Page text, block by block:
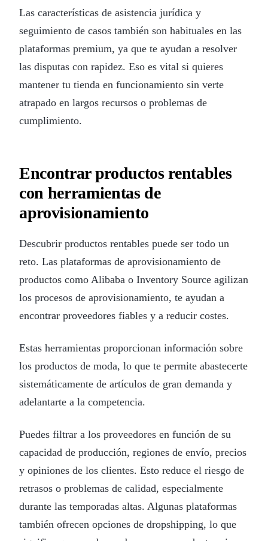
Las características de asistencia jurídica y
seguimiento de casos también son habituales en las
plataformas premium, ya que te ayudan a resolver
las disputas con rapidez. Eso es vital si quieres
mantener tu tienda en funcionamiento sin verte
atrapado en largos recursos o problemas de
cumplimiento.
Encontrar productos rentables
con herramientas de
aprovisionamiento
Descubrir productos rentables puede ser todo un
reto. Las plataformas de aprovisionamiento de
productos como Alibaba o Inventory Source agilizan
los procesos de aprovisionamiento, te ayudan a
encontrar proveedores fiables y a reducir costes.
Estas herramientas proporcionan información sobre
los productos de moda, lo que te permite abastecerte
sistemáticamente de artículos de gran demanda y
adelantarte a la competencia.
Puedes filtrar a los proveedores en función de su
capacidad de producción, regiones de envío, precios
y opiniones de los clientes. Esto reduce el riesgo de
retrasos o problemas de calidad, especialmente
durante las temporadas altas. Algunas plataformas
también ofrecen opciones de dropshipping, lo que